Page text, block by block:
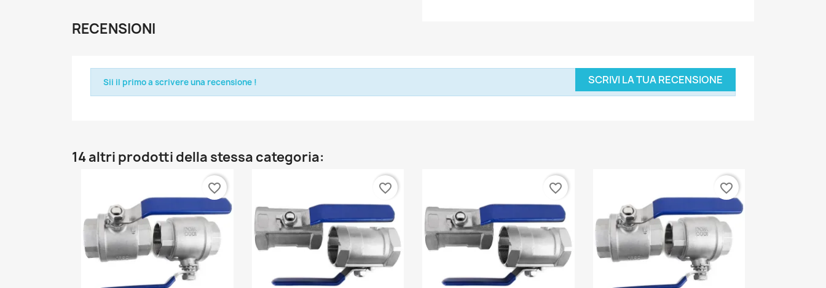
RECENSIONI
SCRIVI LA TUA RECENSIONE
Sii il primo a scrivere una recensione !
14 altri prodotti della stessa categoria:
favorite_border favorite_border favorite_border favorite_border